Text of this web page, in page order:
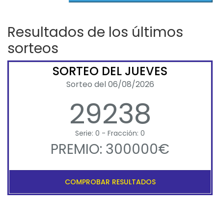
Resultados de los últimos
sorteos
SORTEO DEL JUEVES
Sorteo del 06/08/2026
29238
Serie: 0 - Fracción: 0
PREMIO: 300000€
COMPROBAR RESULTADOS